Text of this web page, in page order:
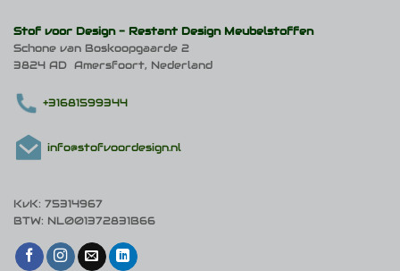
Stof voor Design - Restant Design Meubelstoffen
Schone van Boskoopgaarde 2
3824 AD Amersfoort, Nederland
+31681599344
info@stofvoordesign.nl
KvK: 75314967
BTW: NL001372831B66